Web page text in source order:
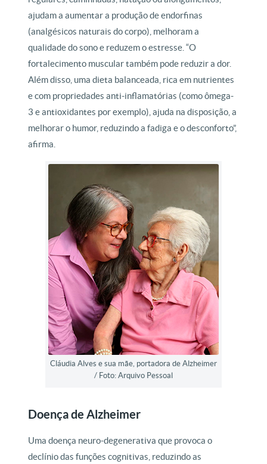
ajudam a aumentar a produção de endorfinas
(analgésicos naturais do corpo), melhoram a
qualidade do sono e reduzem o estresse. “O
fortalecimento muscular também pode reduzir a dor.
Além disso, uma dieta balanceada, rica em nutrientes
e com propriedades anti-inflamatórias (como ômega-
3 e antioxidantes por exemplo), ajuda na disposição, a
melhorar o humor, reduzindo a fadiga e o desconforto”,
afirma.
Cláudia Alves e sua mãe, portadora de Alzheimer
/ Foto: Arquivo Pessoal
Doença de Alzheimer
Uma doença neuro-degenerativa que provoca o
declínio das funções cognitivas, reduzindo as